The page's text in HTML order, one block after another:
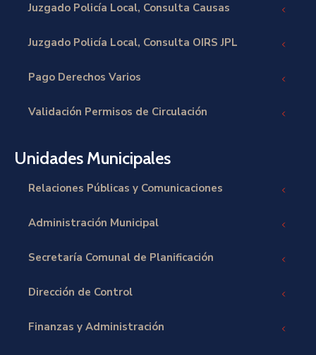
Juzgado Policía Local, Consulta Causas
Juzgado Policía Local, Consulta OIRS JPL
Pago Derechos Varios
Validación Permisos de Circulación
Unidades Municipales
Relaciones Públicas y Comunicaciones
Administración Municipal
Secretaría Comunal de Planificación
Dirección de Control
Finanzas y Administración